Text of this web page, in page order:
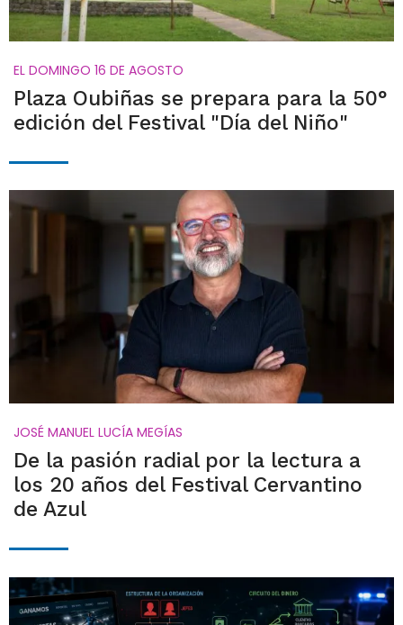
EL DOMINGO 16 DE AGOSTO
Plaza Oubiñas se prepara para la 50°
edición del Festival "Día del Niño"
JOSÉ MANUEL LUCÍA MEGÍAS
De la pasión radial por la lectura a
los 20 años del Festival Cervantino
de Azul